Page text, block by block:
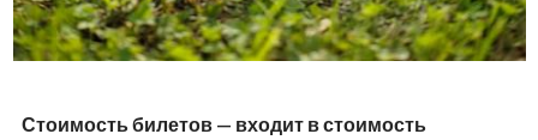
Стоимость билетов — входит в стоимость